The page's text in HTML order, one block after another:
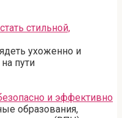
стильной,
ухоженно и
пути
и эффективно
образования,